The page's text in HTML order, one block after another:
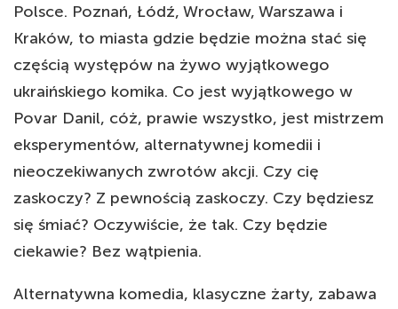
Polsce. Poznań, Łódź, Wrocław, Warszawa i
Kraków, to miasta gdzie będzie można stać się
częścią występów na żywo wyjątkowego
ukraińskiego komika. Co jest wyjątkowego w
Povar Danil, cóż, prawie wszystko, jest mistrzem
eksperymentów, alternatywnej komedii i
nieoczekiwanych zwrotów akcji. Czy cię
zaskoczy? Z pewnością zaskoczy. Czy będziesz
się śmiać? Oczywiście, że tak. Czy będzie
ciekawie? Bez wątpienia.
Alternatywna komedia, klasyczne żarty, zabawa